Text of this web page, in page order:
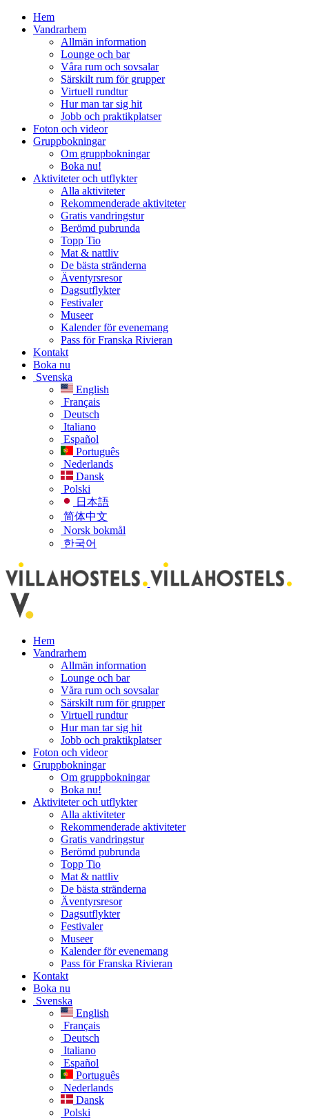
Hem
Vandrarhem
Allmän information
Lounge och bar
Våra rum och sovsalar
Särskilt rum för grupper
Virtuell rundtur
Hur man tar sig hit
Jobb och praktikplatser
Foton och videor
Gruppbokningar
Om gruppbokningar
Boka nu!
Aktiviteter och utflykter
Alla aktiviteter
Rekommenderade aktiviteter
Gratis vandringstur
Berömd pubrunda
Topp Tio
Mat & nattliv
De bästa stränderna
Äventyrsresor
Dagsutflykter
Festivaler
Museer
Kalender för evenemang
Pass för Franska Rivieran
Kontakt
Boka nu
Svenska
English
Français
Deutsch
Italiano
Español
Português
Nederlands
Dansk
Polski
日本語
简体中文
Norsk bokmål
한국어
Hem
Vandrarhem
Allmän information
Lounge och bar
Våra rum och sovsalar
Särskilt rum för grupper
Virtuell rundtur
Hur man tar sig hit
Jobb och praktikplatser
Foton och videor
Gruppbokningar
Om gruppbokningar
Boka nu!
Aktiviteter och utflykter
Alla aktiviteter
Rekommenderade aktiviteter
Gratis vandringstur
Berömd pubrunda
Topp Tio
Mat & nattliv
De bästa stränderna
Äventyrsresor
Dagsutflykter
Festivaler
Museer
Kalender för evenemang
Pass för Franska Rivieran
Kontakt
Boka nu
Svenska
English
Français
Deutsch
Italiano
Español
Português
Nederlands
Dansk
Polski